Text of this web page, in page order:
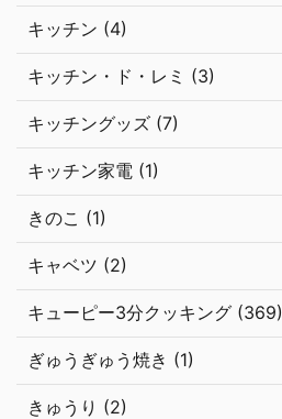
キッチン (4)
キッチン・ド・レミ (3)
キッチングッズ (7)
キッチン家電 (1)
きのこ (1)
キャベツ (2)
キューピー3分クッキング (369)
ぎゅうぎゅう焼き (1)
きゅうり (2)